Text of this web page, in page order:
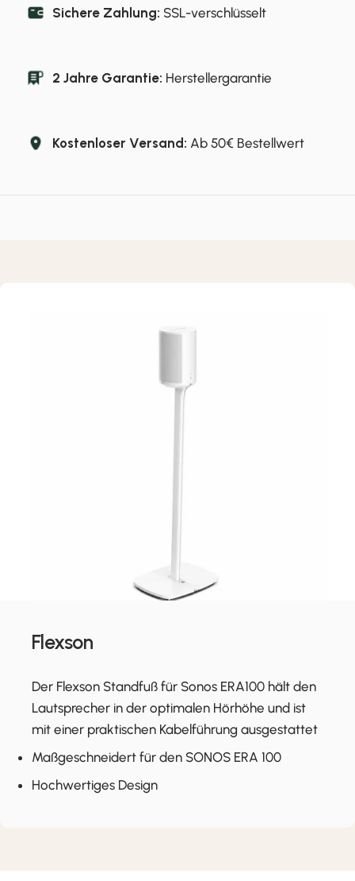
Sichere Zahlung: SSL-verschlüsselt
2 Jahre Garantie: Herstellergarantie
Kostenloser Versand: Ab 50€ Bestellwert
Flexson
Der Flexson Standfuß für Sonos ERA100 hält den
Lautsprecher in der optimalen Hörhöhe und ist
mit einer praktischen Kabelführung ausgestattet
Maßgeschneidert für den SONOS ERA 100
Hochwertiges Design